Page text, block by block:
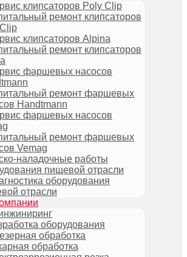
клипсаторов Poly Clip
ремонт клипсаторов
клипсаторов Alpina
ремонт клипсаторов
фаршевых насосов
ремонт фаршевых
Handtmann
фаршевых насосов
ремонт фаршевых
Vemag
наладочные работы
пищевой отрасли
оборудования
отрасли
оборудования
обработка
обработка